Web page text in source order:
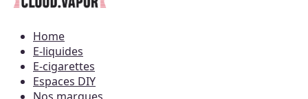
Home
E-liquides
E-cigarettes
Espaces DIY